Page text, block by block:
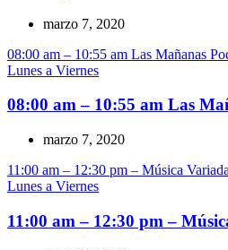
marzo 7, 2020
08:00 am – 10:55 am Las Mañanas
Lunes a Viernes
08:00 am – 10:55 am Las
marzo 7, 2020
11:00 am – 12:30 pm – Música Variada
Lunes a Viernes
11:00 am – 12:30 pm –